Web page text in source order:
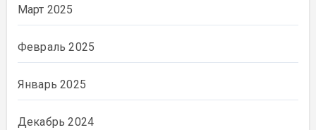
Март 2025
Февраль 2025
Январь 2025
Декабрь 2024